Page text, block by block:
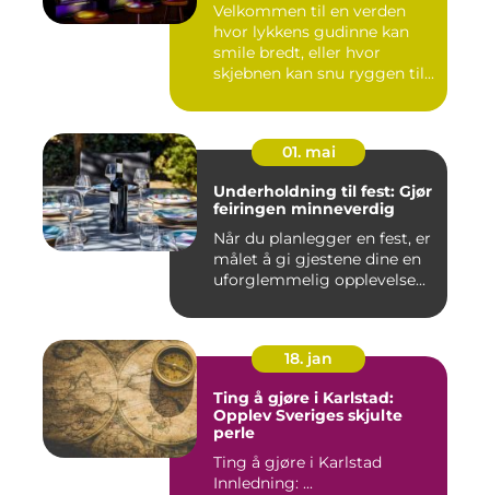
Velkommen til en verden
hvor lykkens gudinne kan
smile bredt, eller hvor
skjebnen kan snu ryggen til...
01. mai
Underholdning til fest: Gjør
feiringen minneverdig
Når du planlegger en fest, er
målet å gi gjestene dine en
uforglemmelig opplevelse...
18. jan
Ting å gjøre i Karlstad:
Opplev Sveriges skjulte
perle
Ting å gjøre i Karlstad
Innledning: ...